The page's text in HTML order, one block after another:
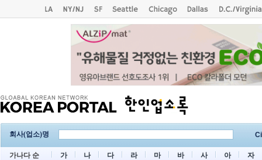
회사(업소)명
가나다 순 가 나 다 라 마 바 사 아 자